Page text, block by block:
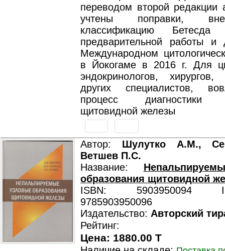
переводом второй редакции
учтены поправки,
классификацию
предварительной работы и
Международном
в Йокогаме в 2016 г. Для
эндокринологов,
других специалистов,
процесс диагностики
щитовидной железы
Автор: Шулутко А.М.,
Ветшев П.С.
Название:
образования щитовидной
ISBN: 5903950094
9785903950096
Издательство: Авторский
Рейтинг:
Цена: 1880.00 T